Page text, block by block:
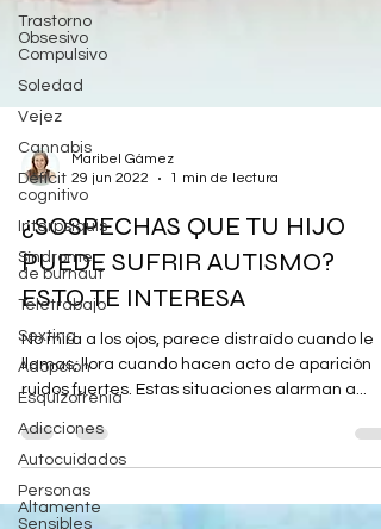
Trastorno
Obsesivo
Compulsivo
Soledad
Vejez
Cannabis
Déficit
cognitivo
Interpsiquis
Síndrome
de burnaut
Teletrabajo
Sexting
Adopción
Esquizofrenia
Adicciones
Autocuidados
Personas
Altamente
Sensibles
Maribel Gámez
29 jun 2022
1 min de lectura
¿SOSPECHAS QUE TU HIJO
PUEDE SUFRIR AUTISMO?
ESTO TE INTERESA
No mira a los ojos, parece distraído cuando le
llamas, llora cuando hacen acto de aparición
ruidos fuertes. Estas situaciones alarman a...